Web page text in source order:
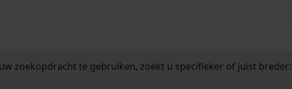
zoekopdracht te gebruiken, zoekt u specifieker of juist breder: